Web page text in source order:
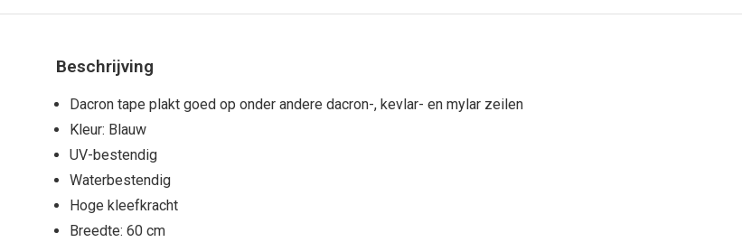
Beschrijving
Dacron tape plakt goed op onder andere dacron-, kevlar- en mylar zeilen
Kleur: Blauw
UV-bestendig
Waterbestendig
Hoge kleefkracht
Breedte: 60 cm